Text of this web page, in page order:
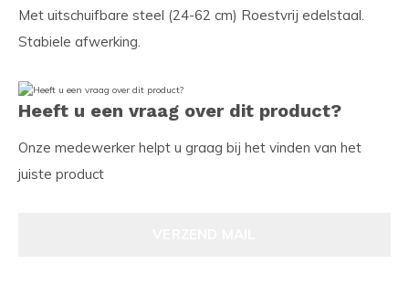
Met uitschuifbare steel (24-62 cm) Roestvrij edelstaal.
Stabiele afwerking.
Heeft u een vraag over dit product?
Onze medewerker helpt u graag bij het vinden van het
juiste product